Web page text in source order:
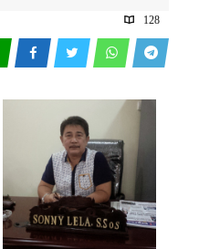
128